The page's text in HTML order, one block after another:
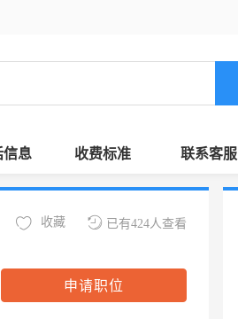
信息 收费标准 联系客服
已有424人查看
收藏
申请职位